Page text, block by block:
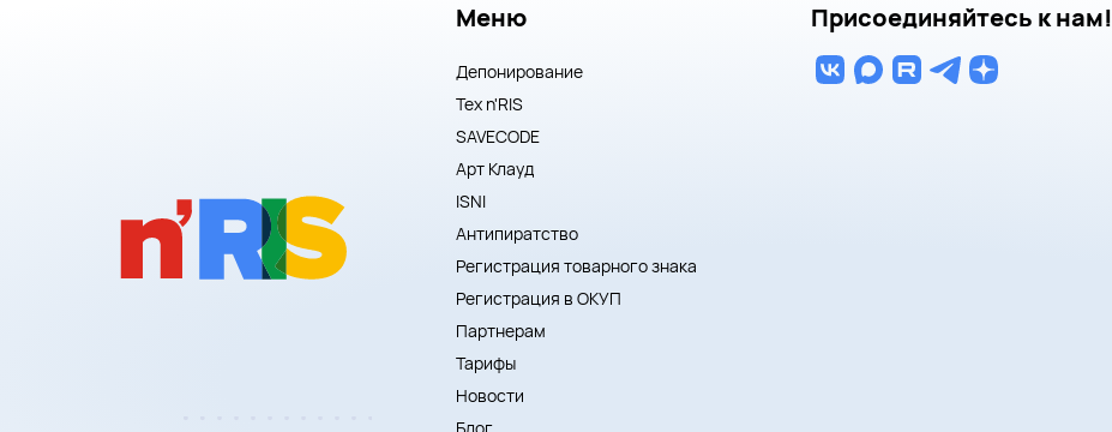
Меню
Депонирование
Тех n'RIS
SAVECODE
Арт Клауд
ISNI
Антипиратство
Регистрация товарного знака
Регистрация в ОКУП
Партнерам
Тарифы
Новости
Присоединяйтесь к нам!